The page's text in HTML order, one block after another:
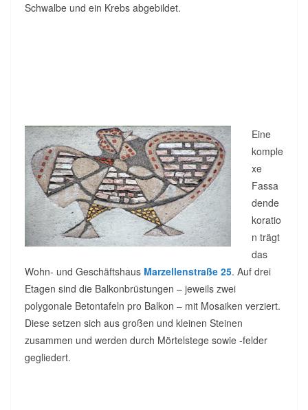
Schwalbe und ein Krebs abgebildet.
Eine
komple
xe
Fassa
dende
koratio
n trägt
das
Wohn- und Geschäftshaus Marzellenstraße 25. Auf drei
Etagen sind die Balkonbrüstungen – jeweils zwei
polygonale Betontafeln pro Balkon – mit Mosaiken verziert.
Diese setzen sich aus großen und kleinen Steinen
zusammen und werden durch Mörtelstege sowie -felder
gegliedert.